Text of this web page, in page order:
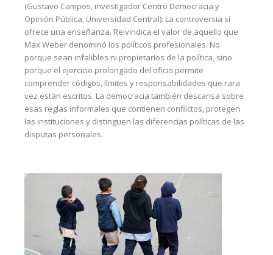
(Gustavo Campos, investigador Centro Democracia y
Opinión Pública, Universidad Central): La controversia sí
ofrece una enseñanza. Reivindica el valor de aquello que
Max Weber denominó los políticos profesionales. No
porque sean infalibles ni propietarios de la política, sino
porque el ejercicio prolongado del oficio permite
comprender códigos, límites y responsabilidades que rara
vez están escritos. La democracia también descansa sobre
esas reglas informales que contienen conflictos, protegen
las instituciones y distinguen las diferencias políticas de las
disputas personales.